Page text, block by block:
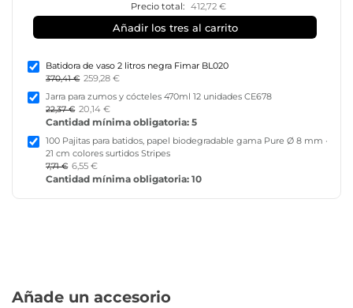
Precio total: 412,72 €
Añadir los tres al carrito
Batidora de vaso 2 litros negra Fimar BL020
370,41 € 259,28 €
Jarra para zumos y cócteles 470ml 12 unidades CE678
22,37 € 20,14 €
Cantidad mínima obligatoria: 5
100 Pajitas para batidos, papel biodegradable gama Pure Ø 8 mm ·
21 cm colores surtidos Stripes
7,71 € 6,55 €
Cantidad mínima obligatoria: 10
Añade un accesorio